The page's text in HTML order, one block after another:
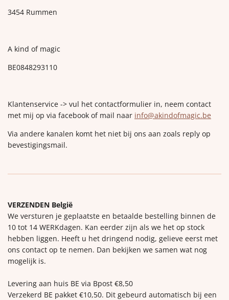
3454 Rummen
A kind of magic
BE0848293110
Klantenservice -> vul het contactformulier in, neem contact
met mij op via facebook of mail naar info@akindofmagic.be
Via andere kanalen komt het niet bij ons aan zoals reply op
bevestigingsmail.
VERZENDEN België
We versturen je geplaatste en betaalde bestelling binnen de
10 tot 14 WERKdagen. Kan eerder zijn als we het op stock
hebben liggen. Heeft u het dringend nodig, gelieve eerst met
ons contact op te nemen. Dan bekijken we samen wat nog
mogelijk is.
Levering aan huis BE via Bpost €8,50
Verzekerd BE pakket €10,50. Dit gebeurd automatisch bij een